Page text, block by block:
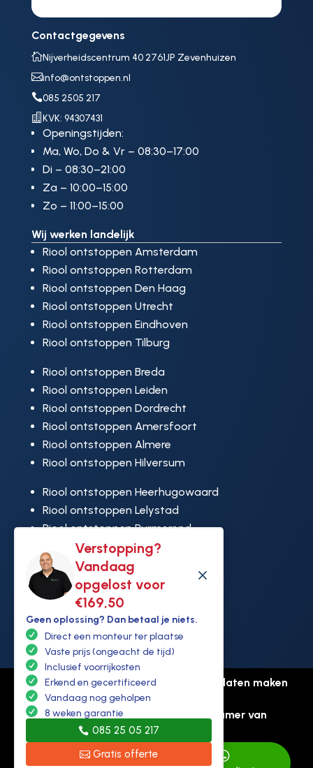
Verstopping?
Vandaag
opgelost voor
€169,50
M
Geen oplossing? Dan betaal je niets.
Direct een monteur ter plaatse
Vaste prijs (ongeacht de tijd)
Inclusief voorrijkosten
Erkend en gecertificeerd
Vandaag nog geholpen
8 weken garantie
085 25 05 217
Gratis offerte
Contactgegevens
Nijverheidscentrum 40 2761JP Zevenhuizen
info@ontstoppen.nl
085 2505 217
 KVK: 94307431
Openingstijden:
Ma, Wo, Do & Vr – 08:30–17:00
Di – 08:30–21:00
Za – 10:00–15:00
Zo – 11:00–15:00
Wij werken landelijk
Riool ontstoppen Amsterdam
Riool ontstoppen Rotterdam
Riool ontstoppen Den Haag
Riool ontstoppen Utrecht
Riool ontstoppen Eindhoven
Riool ontstoppen Tilburg
Riool ontstoppen Breda
Riool ontstoppen Leiden
Riool ontstoppen Dordrecht
Riool ontstoppen Amersfoort
Riool ontstoppen Almere
Riool ontstoppen Hilversum
Riool ontstoppen Heerhugowaard
Riool ontstoppen Lelystad
Riool ontstoppen Purmerend
Riool ontstoppen Ridderkerk
Riool ontstoppen Rijswijk
Riool ontstoppen Hoek van Holland
© Copyright Ontstoppen.nl |
Website laten maken
door Flexamedia
Privacyverklaring
Kamer van
koophandel: 94307431
 